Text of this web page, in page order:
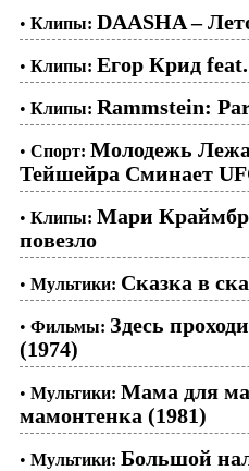
• Клипы: DAASHA –
• Клипы: Егор Крид
• Клипы: Rammstein:
• Спорт: Молодежь
Тейшейра Сминает
• Клипы: Мари
повезло
• Мультики: Сказка в
• Фильмы: Здесь
(1974)
• Мультики: Мама для
мамонтенка (1981)
• Мультики: Большой